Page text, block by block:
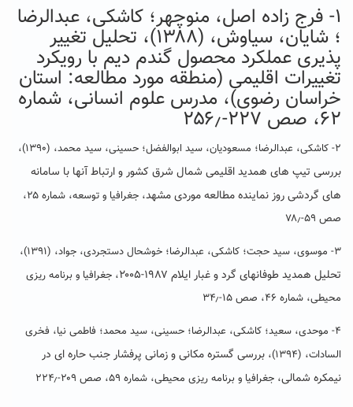
۱- فرج زاده اصل، منوچهر؛ کاشکی، عبدالرضا
؛ شایان، سیاوش، (۱۳۸۸)، تحلیل تغییر
پذیری عملکرد محصول گندم دیم با رویکرد
تغییرات اقلیمی (منطقه مورد مطالعه: استان
خراسان رضوی)، مدرس علوم انسانی، شماره
۶۲، صص ۲۲۷-۲۵۶٫
۲- کاشکی، عبدالرضا؛ مسعودیان، سید ابوالفضل؛ حسینی، سید محمد، (۱۳۹۰)،
بررسی تیپ های همدید اقلیمی شمال شرق کشور و ارتباط آنها با سامانه
های گردشی روز نماینده مطالعه موردی مشهد
، جغرافیا و توسعه، شماره ۲۵،
صص ۵۹-۷۸٫
۳- موسوی، سید حجت؛ کاشکی، عبدالرضا؛ خوشحال دستجردی، جواد، (۱۳۹۱)،
تحلیل همدید طوفانهای گرد و غبار ایلام ۱۹۸۷-۲۰۰۵
، جغرافیا و برنامه ریزی
محیطی، شماره ۴۶، صص ۱۵-۳۴٫
۴- موحدی، سعید؛ کاشکی، عبدالرضا؛ حسینی، سید محمد؛ فاطمی نیا، فخری
السادات، (۱۳۹۴)،
بررسی گستره مکانی و زمانی پرفشار جنب حاره ای در
نیمکره شمالی، جغرافیا و برنامه ریزی محیطی، شماره ۵۹، صص ۲۰۹-۲۲۴٫